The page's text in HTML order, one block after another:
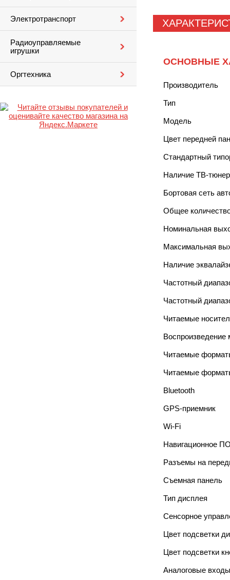
Электротранспорт
Радиоуправляемые
игрушки
Оргтехника
ОСНОВНЫЕ
Производитель
Тип
Модель
Цвет передней
Стандартный
Наличие ТВ-
Бортовая сеть
Общее
Номинальная
Максимальная
Наличие
Частотный
Частотный
Читаемые
Воспроизведение
Читаемые
Читаемые
Bluetooth
GPS-приемник
Wi-Fi
Навигационное
Разъемы на
Съемная панель
Тип дисплея
Сенсорное
Цвет подсветки
Цвет подсветки
Аналоговые входы